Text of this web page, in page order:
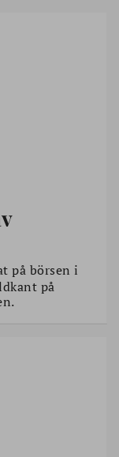
på börsen i
på